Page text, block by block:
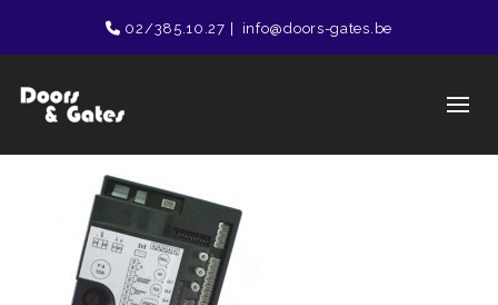
02/385.10.27 info@doors-gates.be